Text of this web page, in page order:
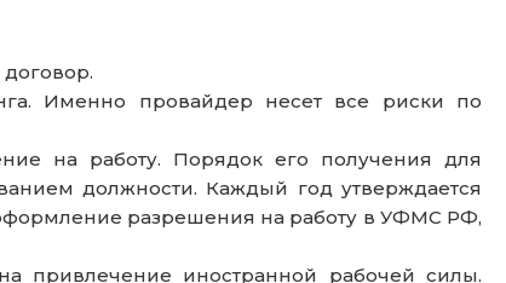
Именно провайдер несет все риски по
на работу. Порядок его получения для
должности. Каждый год утверждается
оформление разрешения на работу в УФМС РФ,
привлечение иностранной рабочей силы.